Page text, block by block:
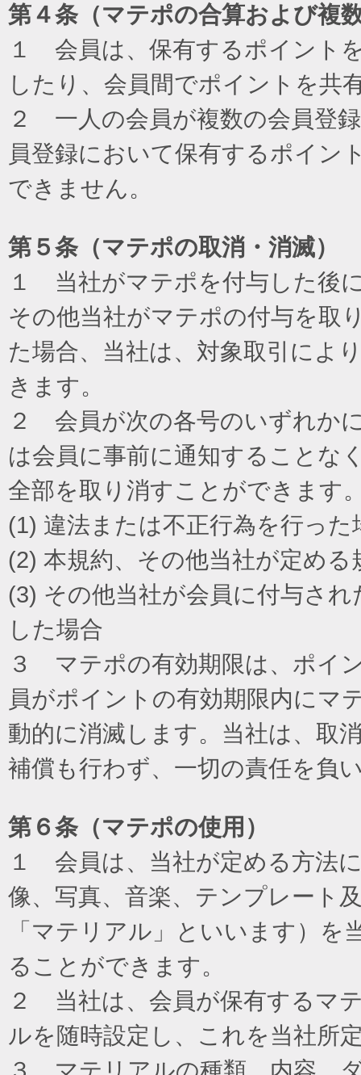
第４条（マテポの合算および複
１ 会員は、保有するポイント
したり、会員間でポイントを共
２ 一人の会員が複数の会員登
員登録において保有するポイン
できません。
第５条（マテポの取消・消滅）
１ 当社がマテポを付与した後
その他当社がマテポの付与を取
た場合、当社は、対象取引によ
きます。
２ 会員が次の各号のいずれか
は会員に事前に通知することな
全部を取り消すことができます
(1) 違法または不正行為を行った
(2) 本規約、その他当社が定め
(3) その他当社が会員に付与さ
した場合
３ マテポの有効期限は、ポイ
員がポイントの有効期限内にマ
動的に消滅します。当社は、取
補償も行わず、一切の責任を負
第６条（マテポの使用）
１ 会員は、当社が定める方法
像、写真、音楽、テンプレート
「マテリアル」といいます）
ることができます。
２ 当社は、会員が保有するマ
ルを随時設定し、これを当社所